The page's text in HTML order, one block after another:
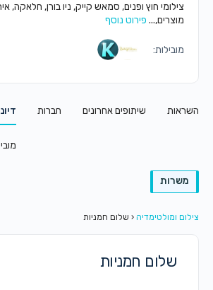
צילומי חוץ ופנים, סמאש קייק, ניו בורן, חלאקה,
מוצרים,...פירוט נוסף
מובילות:
השראות שיתופים אחרונים חברות
משרות
צילום ומולטימדיה ‹ שלום חמניות
שלום חמניות